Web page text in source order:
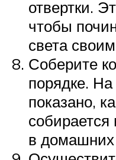
отвертки.
чтобы
света
Соберите
порядке.
показано,
в домашних